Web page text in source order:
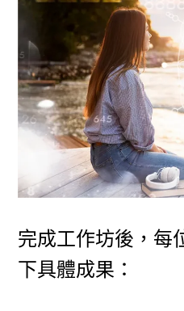
完成工作坊後，每
下具體成果：